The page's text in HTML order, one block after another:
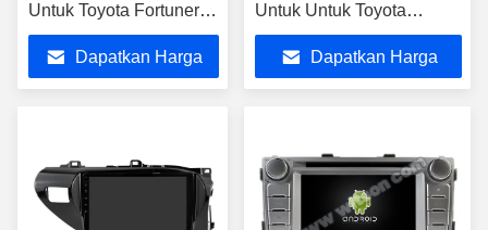
Untuk Toyota Fortuner
2017-2022 Mobil
Multimedia Stereo
Dapatkan Harga
Untuk Untuk Toyota
Fortuner Hilux 2004-2015
AUTO A/CDapatkan Harga